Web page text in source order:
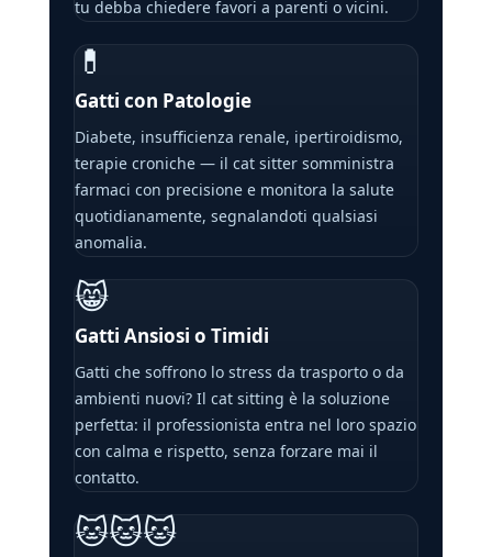
tu debba chiedere favori a parenti o vicini.
💊
Gatti con Patologie
Diabete, insufficienza renale, ipertiroidismo,
terapie croniche — il cat sitter somministra
farmaci con precisione e monitora la salute
quotidianamente, segnalandoti qualsiasi
anomalia.
😸
Gatti Ansiosi o Timidi
Gatti che soffrono lo stress da trasporto o da
ambienti nuovi? Il cat sitting è la soluzione
perfetta: il professionista entra nel loro spazio
con calma e rispetto, senza forzare mai il
contatto.
🐱🐱🐱